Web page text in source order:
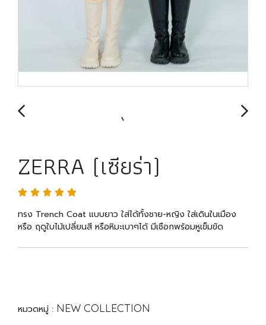
ZERRA (เซียร่า)
ทรง Trench Coat แบบยาว ใส่ได้ทั้งชาย-หญิง ใส่เดินในเมือง
หรือ ฤดูใบไม้เปลี่ยนสี หรือหิมะเบาๆได้ มีเชือกพร้อมหูเข็มขัด
หมวดหมู่ : NEW COLLECTION